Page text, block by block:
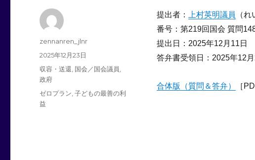
提出者： 上村英明議員
（
番号：第219回国会 質問
提出日：2025年12月11日
答弁書受領日：2025年12月
合体版（質問＆答弁） ［
投
zennanren_jlnr
投
稿
日:
2025年12月23日
カ
テ
ゴ
リ
収容・送還 国会／国会議員
政府
タ
グ
ゼロプラン ,子どもの最善の利
益